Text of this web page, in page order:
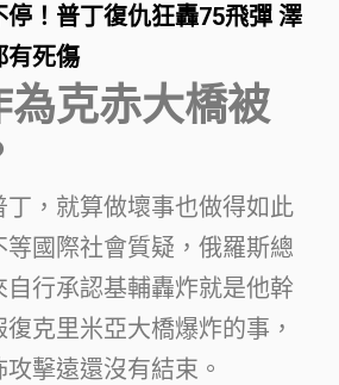
停！普丁復仇狂轟75飛彈 澤
有死傷
為克赤大橋被
丁，就算做壞事也做得如此
等國際社會質疑，俄羅斯總
行承認基輔轟炸就是他幹
克里米亞大橋爆炸的事，
擊遠還沒有結束。